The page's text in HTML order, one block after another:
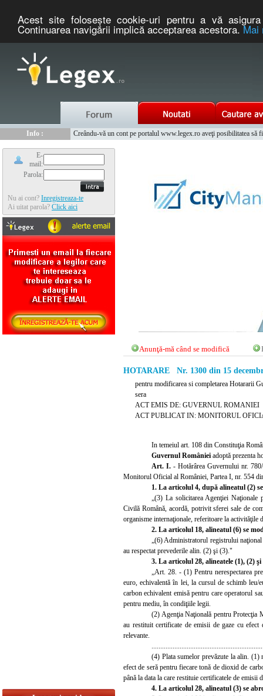
Acest site foloseşte cookie-uri pentru a vă
Continuarea navigării implică acceptarea acestora.Mai
Info :
Creându-vă un cont pe portalul www.legex.ro aveţi posibilitatea să
E-
mail:
Parola:
Nu ai cont? Inregistreaza-te
Ai uitat parola? Click aici
Anunţă-mă când se modifică
HOTARARE Nr. 1300 din 15
pentru modificarea si completarea Hotararii
sera
ACT EMIS DE: GUVERNUL ROMANIEI
ACT PUBLICAT IN: MONITORUL
In temeiul art. 108 din Constituţia
Guvernul României adoptă prezenta
Art. I. - Hotărârea Guvernului nr.
Monitorul Oficial al României, Partea I, nr. 554
1. La articolul 4, după alineatul (2)
„(3) La solicitarea Agenţiei Naţionale
Civilă Română, acordă, potrivit sferei sale de
organisme internaţionale, referitoare la activităţile
2. La articolul 18, alineatul (6) se
„(6) Administratorul registrului
au respectat prevederile alin. (2) şi (3)."
3. La articolul 28, alineatele (1), (2)
„Art. 28. - (1) Pentru nerespectarea
euro, echivalentă în lei, la cursul de schimb
carbon echivalent emisă pentru care operatorul
pentru mediu, în condiţiile legii.
(2) Agenţia Naţională pentru Protecţia
au restituit certificate de emisii de gaze cu
relevante.
(4) Plata sumelor prevăzute la alin. (1)
efect de seră pentru fiecare tonă de dioxid de
până la data la care restituie certificatele de emisii
4. La articolul 28, alineatul (3) se